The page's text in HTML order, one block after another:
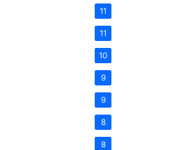
11
11
10
9
9
8
8